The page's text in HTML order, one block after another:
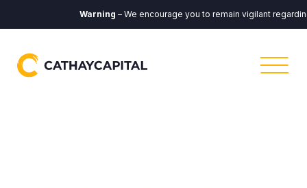
Warning– We encourage you to remain vigilant regarding